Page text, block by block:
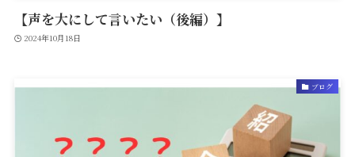
【声を大にして言いたい（後編）】
2024年10月18日
ブログ